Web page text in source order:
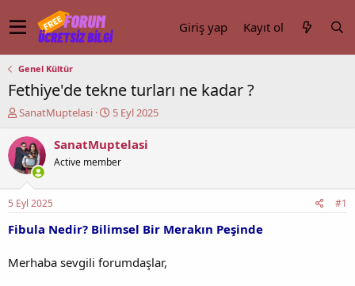
Giriş yap Kayıt ol
Genel Kültür
Fethiye'de tekne turları ne kadar ?
K
n
u
y
b
a
ş
t
SanatMuptelasi
B
ş
a
ç
r
5 Eyl 2025
SanatMuptelasi
Active member
5 Eyl 2025 #1
Fibula Nedir? Bilimsel Bir Merakın Peşinde
Merhaba sevgili forumdaşlar,